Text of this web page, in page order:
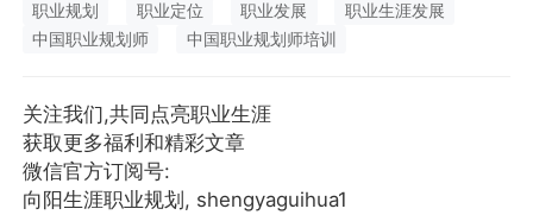
职业规划 职业定位 职业发展
职业生涯发展
中国职业规划师
中国职业规划师培训
关注我们,共同点亮职业生涯
获取更多福利和精彩文章
微信官方订阅号:
向阳生涯职业规划, shengyaguihua1